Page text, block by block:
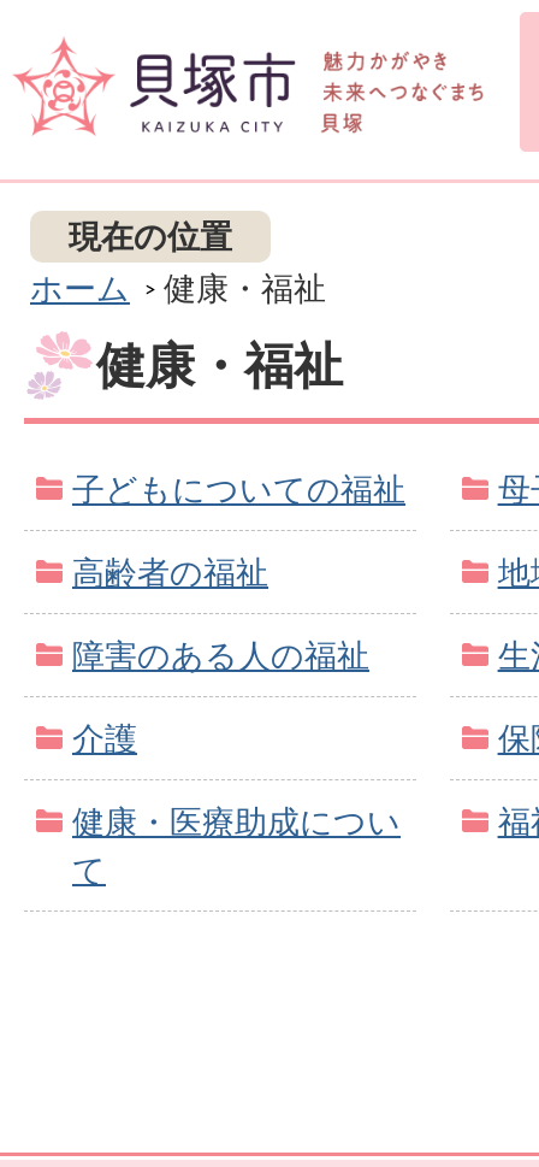
現在の位置
ホーム
健康・福祉
健康・福祉
子どもについての福祉 母
高齢者の福祉 地
障害のある人の福祉 生
介護 保
健康・医療助成につい
て
福